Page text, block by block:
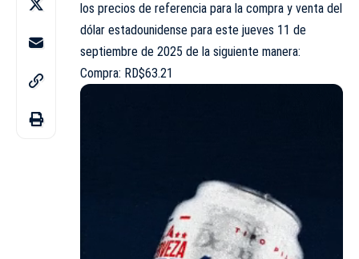
los precios de referencia para la compra y venta del
dólar estadounidense para este jueves 11 de
septiembre de 2025 de la siguiente manera:
Compra: RD$63.21